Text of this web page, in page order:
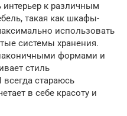
интерьер к различным
такая как шкафы-
использовать
системы хранения.
формами и
стиль
стараюсь
в себе красоту и